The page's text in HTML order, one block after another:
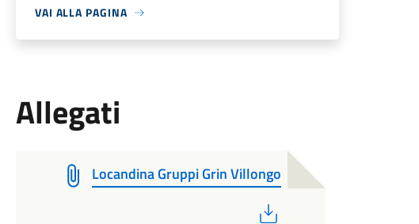
VAI ALLA PAGINA
Allegati
Locandina Gruppi Grin Villongo